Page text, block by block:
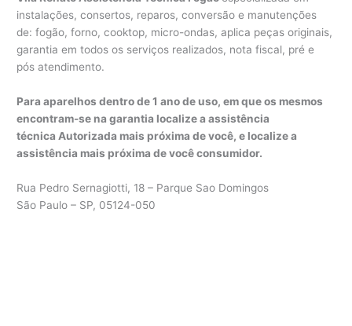
instalações, consertos, reparos, conversão e manutenções
de: fogão, forno, cooktop, micro-ondas, aplica peças originais,
garantia em todos os serviços realizados, nota fiscal, pré e
pós atendimento.
Para aparelhos dentro de 1 ano de uso, em que os mesmos
encontram-se na garantia localize a assistência
técnica Autorizada mais próxima de você, e localize a
assistência mais próxima de você consumidor.
Rua Pedro Sernagiotti, 18 – Parque Sao Domingos
São Paulo – SP, 05124-050